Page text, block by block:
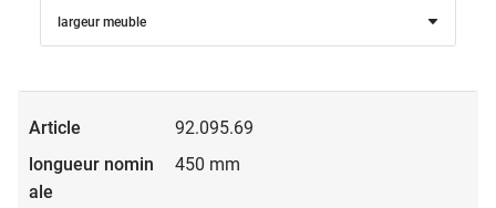
largeur meuble
92.095.69
450 mm